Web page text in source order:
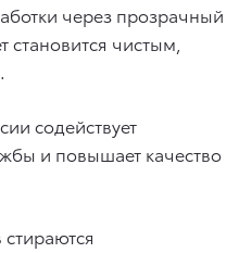
через прозрачный
становится чистым,
содействует
и повышает качество